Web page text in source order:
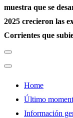
muestra que se
2025 crecieron las
Corrientes que
Home
Último
Información